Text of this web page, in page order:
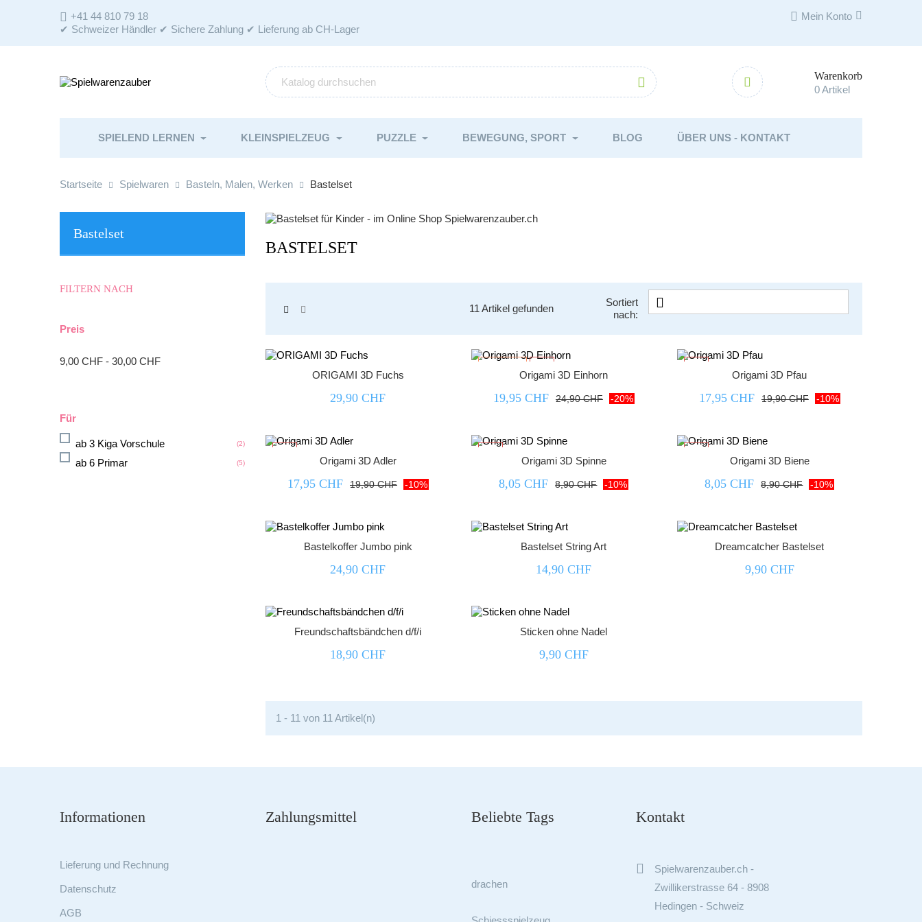
 +41 44 810 79 18
✔ Schweizer Händler ✔ Sichere Zahlung ✔ Lieferung ab CH-Lager
 Mein Konto
Warenkorb
0Artikel


SPIELEND LERNEN KLEINSPIELZEUG PUZZLE BEWEGUNG, SPORT BLOG ÜBER UNS - KONTAKT
Startseite Spielwaren Basteln, Malen, Werken Bastelset
Bastelset
FILTERN NACH
Preis
9,00 CHF - 30,00 CHF
Für
ab 3 Kiga Vorschule (2)
ab 6 Primar (5)
BASTELSET
11 Artikel gefunden
Sortiert
nach:

ORIGAMI 3D Fuchs
29,90 CHF
Origami 3D Einhorn
19,95 CHF 24,90 CHF -20%
Origami 3D Pfau
17,95 CHF 19,90 CHF -10%
Origami 3D Adler
17,95 CHF 19,90 CHF -10%
Origami 3D Spinne
8,05 CHF 8,90 CHF -10%
Origami 3D Biene
8,05 CHF 8,90 CHF -10%
Bastelkoffer Jumbo pink
24,90 CHF
Bastelset String Art
14,90 CHF
Dreamcatcher Bastelset
9,90 CHF
Freundschaftsbändchen d/f/i
18,90 CHF
Sticken ohne Nadel
9,90 CHF
1 - 11 von 11 Artikel(n)
Informationen
Lieferung und Rechnung
Datenschutz
AGB
Zahlungsmittel Beliebte Tags
drachen
Kontakt

Spielwarenzauber.ch -
Zwillikerstrasse 64 - 8908
Hedingen - Schweiz